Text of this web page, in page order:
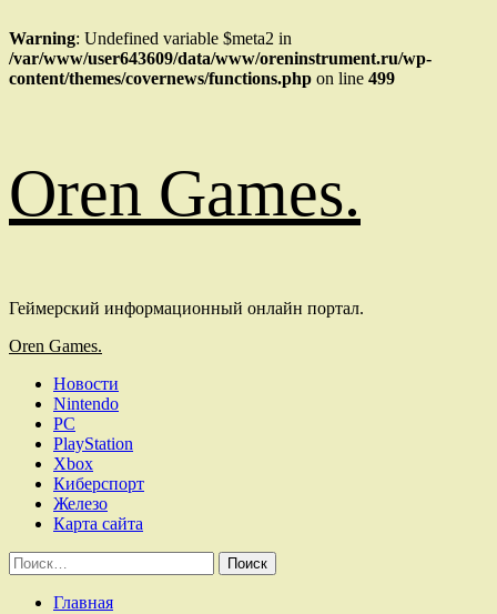
Warning: Undefined variable $meta2 in
/var/www/user643609/data/www/oreninstrument.ru/wp-
content/themes/covernews/functions.php on line 499
к
содержимому
Oren Games.
Геймерский информационный онлайн портал.
Основное
Oren Games.
Новости
Nintendo
PC
PlayStation
Xbox
Киберспорт
Железо
Карта сайта
Найти:
Главная